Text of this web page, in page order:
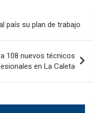
país su plan de trabajo
108 nuevos técnicos
en La Caleta